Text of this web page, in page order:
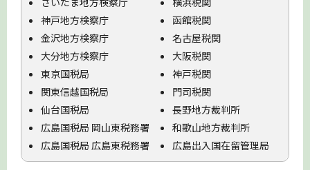
神戸地方検察庁
金沢地方検察庁
大分地方検察庁
東京国税局
関東信越国税局
仙台国税局
広島国税局 岡山東税務署
広島国税局 広島東税務署
函館税関
名古屋税関
大阪税関
神戸税関
門司税関
長野地方裁判所
和歌山地方裁判所
広島出入国在留管理局